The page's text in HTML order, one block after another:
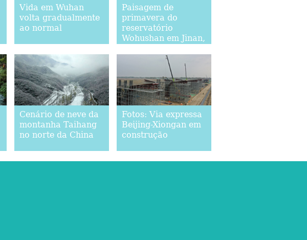
Vida em Wuhan
volta gradualmente
ao normal
Paisagem de
primavera do
reservatório
Wohushan em Jinan,
Cenário de neve da
montanha Taihang
no norte da China
Fotos: Via expressa
Beijing-Xiongan em
construção